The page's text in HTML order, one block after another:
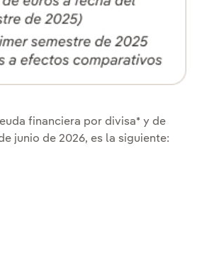
financiera por divisa* y de
junio de 2026, es la siguiente: